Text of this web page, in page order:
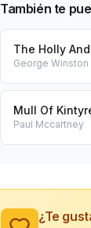
También te
The Holly
George Winston
Mull Of
Paul Mccartney
¿Te